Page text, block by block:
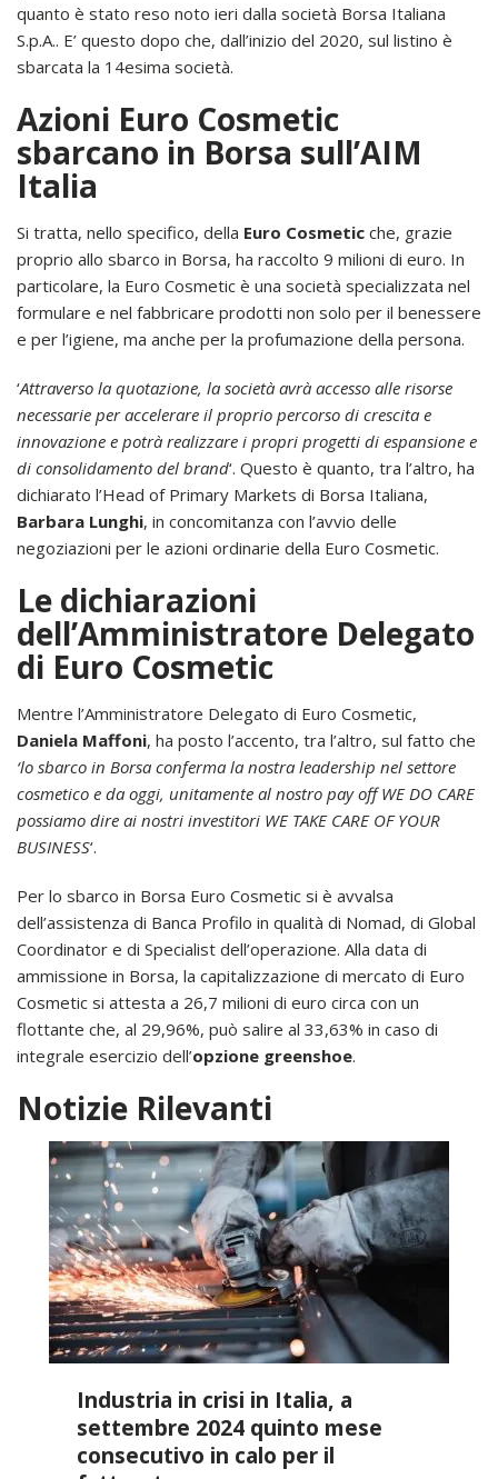
quanto è stato reso noto ieri dalla società Borsa Italiana
S.p.A.. E’ questo dopo che, dall’inizio del 2020, sul listino è
sbarcata la 14esima società.
Azioni Euro Cosmetic
sbarcano in Borsa sull’AIM
Italia
Si tratta, nello specifico, della Euro Cosmetic che, grazie
proprio allo sbarco in Borsa, ha raccolto 9 milioni di euro. In
particolare, la Euro Cosmetic è una società specializzata nel
formulare e nel fabbricare prodotti non solo per il benessere
e per l’igiene, ma anche per la profumazione della persona.
‘Attraverso la quotazione, la società avrà accesso alle risorse
necessarie per accelerare il proprio percorso di crescita e
innovazione e potrà realizzare i propri progetti di espansione e
di consolidamento del brand‘. Questo è quanto, tra l’altro, ha
dichiarato l’Head of Primary Markets di Borsa Italiana,
Barbara Lunghi, in concomitanza con l’avvio delle
negoziazioni per le azioni ordinarie della Euro Cosmetic.
Le dichiarazioni
dell’Amministratore Delegato
di Euro Cosmetic
Mentre l’Amministratore Delegato di Euro Cosmetic,
Daniela Maffoni, ha posto l’accento, tra l’altro, sul fatto che
‘lo sbarco in Borsa conferma la nostra leadership nel settore
cosmetico e da oggi, unitamente al nostro pay off WE DO CARE
possiamo dire ai nostri investitori WE TAKE CARE OF YOUR
BUSINESS‘.
Per lo sbarco in Borsa Euro Cosmetic si è avvalsa
dell’assistenza di Banca Profilo in qualità di Nomad, di Global
Coordinator e di Specialist dell’operazione. Alla data di
ammissione in Borsa, la capitalizzazione di mercato di Euro
Cosmetic si attesta a 26,7 milioni di euro circa con un
flottante che, al 29,96%, può salire al 33,63% in caso di
integrale esercizio dell’opzione greenshoe.
Notizie Rilevanti
Industria in crisi in Italia, a
settembre 2024 quinto mese
consecutivo in calo per il